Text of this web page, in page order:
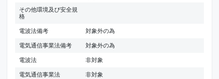
その他環境及び安全規
格
電波法備考
対象外の為
電気通信事業法備考
対象外の為
電波法
非対象
電気通信事業法
非対象